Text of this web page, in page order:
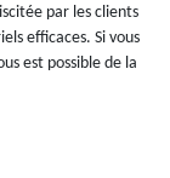
par les clients
efficaces. Si vous
est possible de la